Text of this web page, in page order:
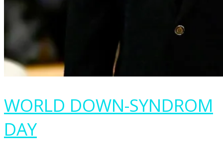
WORLD DOWN-SYNDROM
DAY